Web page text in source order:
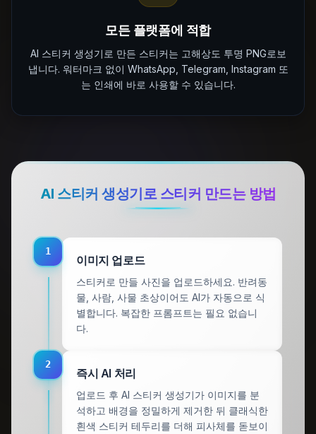
모든 플랫폼에 적합
AI 스티커 생성기로 만든 스티커는 고해상도 투명 PNG로보
냅니다. 워터마크 없이 WhatsApp, Telegram, Instagram 또
는 인쇄에 바로 사용할 수 있습니다.
AI 스티커 생성기로 스티커 만드는 방법
1
이미지 업로드
스티커로 만들 사진을 업로드하세요. 반려동
물, 사람, 사물 초상이어도 AI가 자동으로 식
별합니다. 복잡한 프롬프트는 필요 없습니
다.
2
즉시 AI 처리
업로드 후 AI 스티커 생성기가 이미지를 분
석하고 배경을 정밀하게 제거한 뒤 클래식한
흰색 스티커 테두리를 더해 피사체를 돋보이